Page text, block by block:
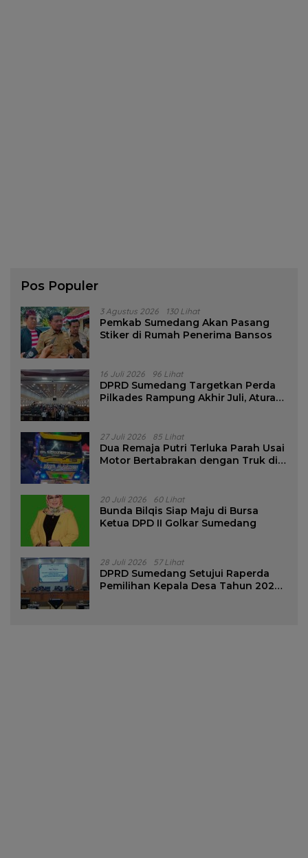
Pos Populer
3 Agustus 2026 130 Lihat
Pemkab Sumedang Akan Pasang
Stiker di Rumah Penerima Bansos
16 Juli 2026 96 Lihat
DPRD Sumedang Targetkan Perda
Pilkades Rampung Akhir Juli, Aturan
27 Juli 2026 85 Lihat
Dua Remaja Putri Terluka Parah Usai
Motor Bertabrakan dengan Truk di
20 Juli 2026 60 Lihat
Bunda Bilqis Siap Maju di Bursa
Ketua DPD II Golkar Sumedang
28 Juli 2026 57 Lihat
DPRD Sumedang Setujui Raperda
Pemilihan Kepala Desa Tahun 2026